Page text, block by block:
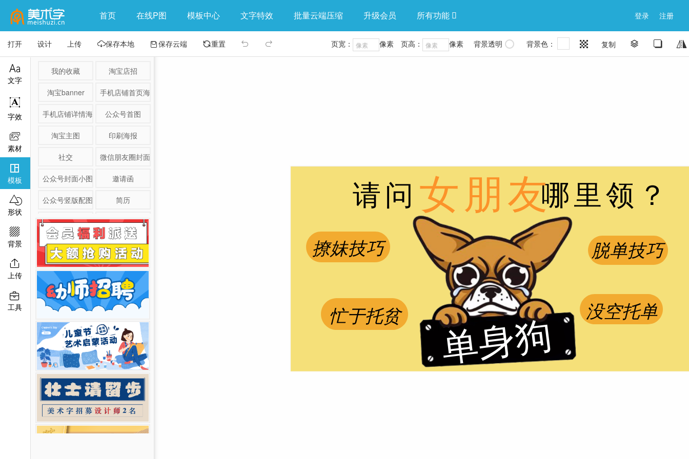
首页 在线P图 模板中心 文字特效 批量云端压缩 升级会员 所有功能  登录 注册
打开 设计 上传 保存本地 保存云端 重置   页宽： 像素 页高： 像素 背景透明 背景色：  复制   

文字

字效

素材

模板

形状

背景

上传

工具
我的收藏 淘宝店招
淘宝banner 手机店铺首页海报
手机店铺详情海报 公众号首图
淘宝主图 印刷海报
社交 微信朋友圈封面
公众号封面小图 邀请函
公众号竖版配图 简历
淘宝详情页 产品展示图
移动端淘宝banner二维码模板图片